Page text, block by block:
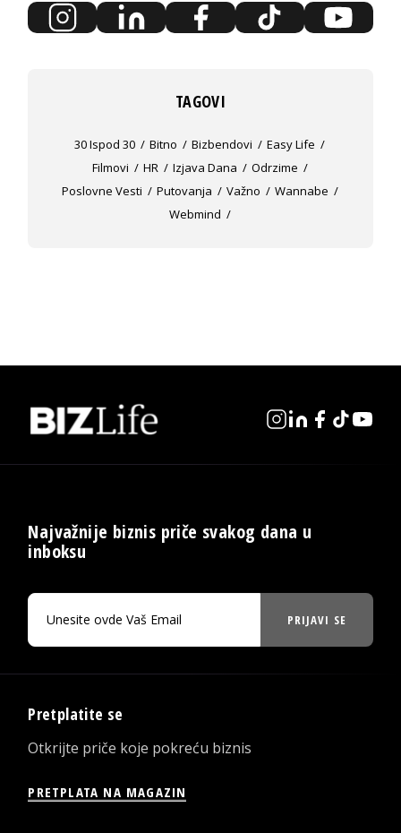
TAGOVI
30 Ispod 30 Bitno Bizbendovi
Easy Life
Filmovi
HR Izjava Dana
Odrzime
Poslovne Vesti
Putovanja Važno
Wannabe
Webmind
Najvažnije biznis priče svakog dana u
inboksu
PRIJAVI SE
Pretplatite se
Otkrijte priče koje pokreću biznis
PRETPLATA NA MAGAZIN